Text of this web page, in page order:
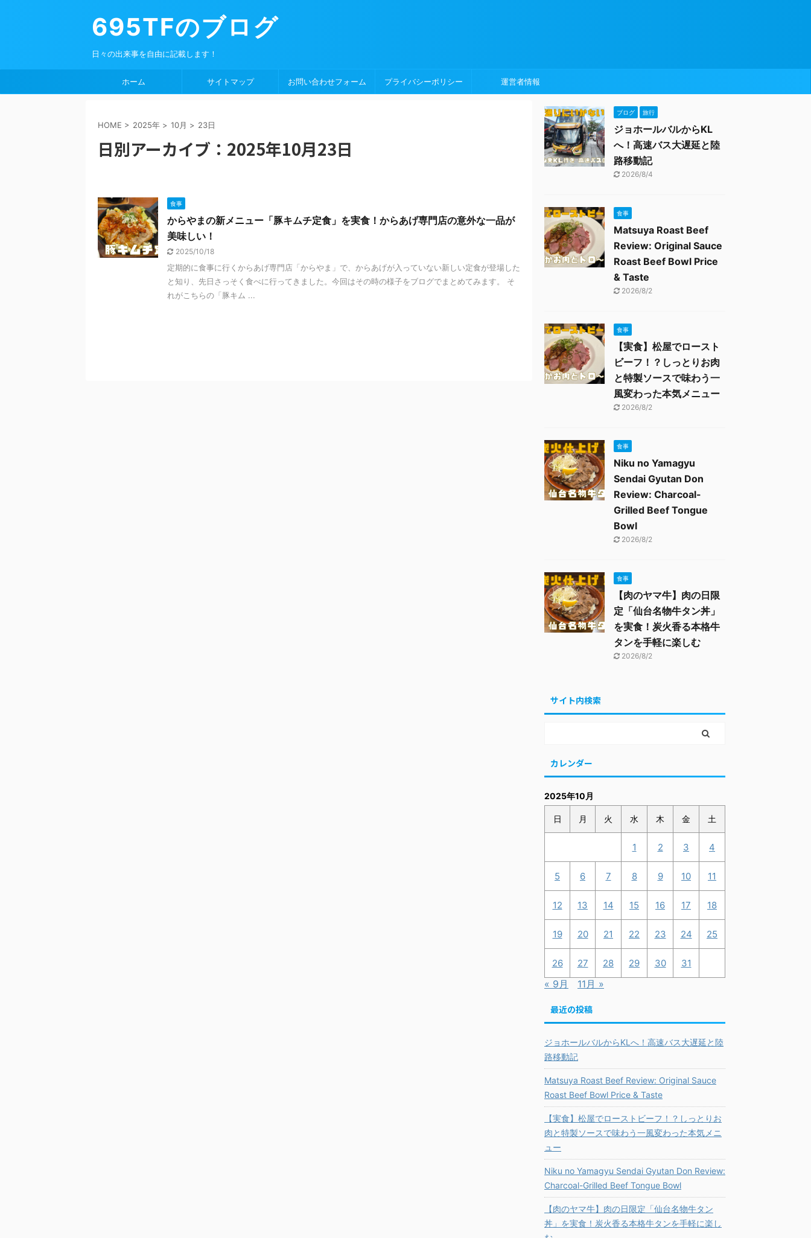
695TFのブログ
日々の出来事を自由に記載します！
ホーム サイトマップ お問い合わせフォーム プライバシーポリシー 運営者情報
HOME > 2025年 > 10月 > 23日
日別アーカイブ：2025年10月23日
食事
からやまの新メニュー「豚キムチ定食」を実食！からあげ専門店の意外な一品が
美味しい！
2025/10/18
定期的に食事に行くからあげ専門店「からやま」で、からあげが入っていない新しい定食が登場した
と知り、先日さっそく食べに行ってきました。今回はその時の様子をブログでまとめてみます。 そ
れがこちらの「豚キム ...
ブログ 旅行
ジョホールバルからKL
へ！高速バス大遅延と陸
路移動記
2026/8/4
食事
Matsuya Roast Beef
Review: Original Sauce
Roast Beef Bowl Price
& Taste
2026/8/2
食事
【実食】松屋でロースト
ビーフ！？しっとりお肉
と特製ソースで味わう一
風変わった本気メニュー
2026/8/2
食事
Niku no Yamagyu
Sendai Gyutan Don
Review: Charcoal-
Grilled Beef Tongue
Bowl
2026/8/2
食事
【肉のヤマ牛】肉の日限
定「仙台名物牛タン丼」
を実食！炭火香る本格牛
タンを手軽に楽しむ
2026/8/2
サイト内検索
カレンダー
2025年10月
日 月 火 水 木 金 土
1 2 3 4
5 6 7 8 9 10 11
12 13 14 15 16 17 18
19 20 21 22 23 24 25
26 27 28 29 30 31
« 9月 11月 »
最近の投稿
ジョホールバルからKLへ！高速バス大遅延と陸
路移動記
Matsuya Roast Beef Review: Original Sauce
Roast Beef Bowl Price & Taste
【実食】松屋でローストビーフ！？しっとりお
肉と特製ソースで味わう一風変わった本気メニ
ュー
Niku no Yamagyu Sendai Gyutan Don Review:
Charcoal-Grilled Beef Tongue Bowl
【肉のヤマ牛】肉の日限定「仙台名物牛タン
丼」を実食！炭火香る本格牛タンを手軽に楽し